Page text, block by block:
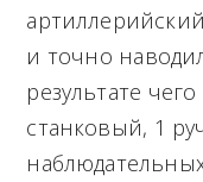
и точно
результате
станковый, 1